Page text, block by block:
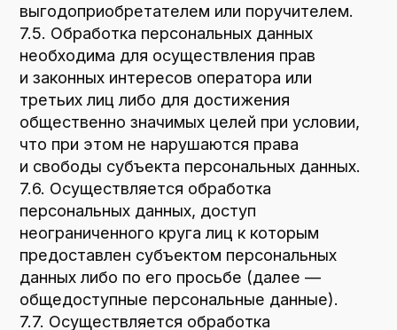
власти иностранного государства,
иностранных физических лиц, иностранных
юридических лиц, которым планируется
трансграничная передача персональных
11. Конфиденциальность персональных
данных
Оператор и иные лица, получившие доступ
к персональным данным, обязаны
не раскрывать третьим лицам
и не распространять персональные данные
без согласия субъекта персональных
данных, если иное не предусмотрено
федеральным законом.
12. Заключительные положения
12.1. Пользователь может получить любые
разъяснения по интересующим вопросам,
касающимся обработки его персональных
данных, обратившись к Оператору
с помощью электронной почты
mebelnaya12k4@mail.ru.